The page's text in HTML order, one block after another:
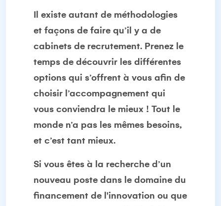
Il existe autant de méthodologies
et façons de faire qu’il y a de
cabinets de recrutement. Prenez le
temps de découvrir les différentes
options qui s’offrent à vous afin de
choisir l’accompagnement qui
vous conviendra le mieux ! Tout le
monde n’a pas les mêmes besoins,
et c’est tant mieux.
Si vous êtes à la recherche d’un
nouveau poste dans le domaine du
financement de l'innovation ou que